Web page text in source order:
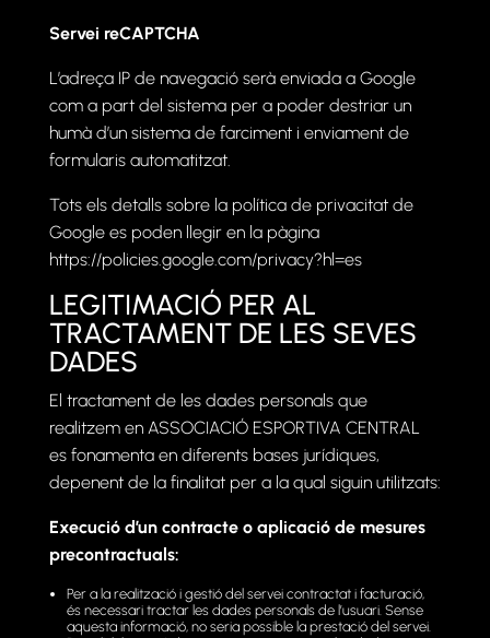
Servei reCAPTCHA
L’adreça IP de navegació serà enviada a Google
com a part del sistema per a poder destriar un
humà d’un sistema de farciment i enviament de
formularis automatitzat.
Tots els detalls sobre la política de privacitat de
Google es poden llegir en la pàgina
https://policies.google.com/privacy?hl=es
LEGITIMACIÓ PER AL
TRACTAMENT DE LES SEVES
DADES
El tractament de les dades personals que
realitzem en ASSOCIACIÓ ESPORTIVA CENTRAL
es fonamenta en diferents bases jurídiques,
depenent de la finalitat per a la qual siguin utilitzats:
Execució d’un contracte o aplicació de mesures
precontractuals:
Per a la realització i gestió del servei contractat i facturació,
és necessari tractar les dades personals de l’usuari. Sense
aquesta informació, no seria possible la prestació del servei.